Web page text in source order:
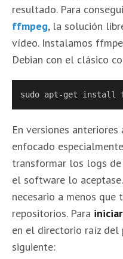
resultado. Para
ffmpeg, la solución
vídeo. Instalamos
Debian con el clásico
sudo apt-get install
En versiones anteriores
enfocado
transformar los logs de
el software lo
necesario a menos
repositorios. Para
en el directorio raíz del
siguiente: